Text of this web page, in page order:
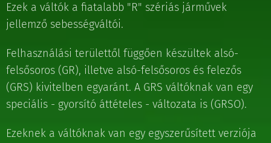
Ezek a váltók a fiatalabb "R" szériás járművek
jellemző sebességváltói.
Felhasználási területtől függően készültek alsó-
felsősoros (GR), illetve alsó-felsősoros és felezős
(GRS) kivitelben egyaránt. A GRS váltóknak van egy
speciális - gyorsító áttételes - változata is (GRSO).
Ezeknek a váltóknak van egy egyszerűsített verziója